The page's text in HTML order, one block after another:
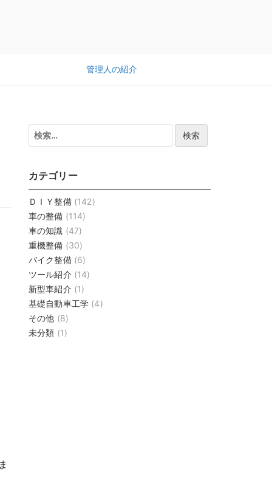
管理人の紹介
検
索:
カテゴリー
ＤＩＹ整備(142)
車の整備 (114)
車の知識 (47)
重機整備 (30)
バイク整備(6)
ツール紹介 (14)
新型車紹介 (1)
基礎自動車工学 (4)
その他 (8)
未分類 (1)